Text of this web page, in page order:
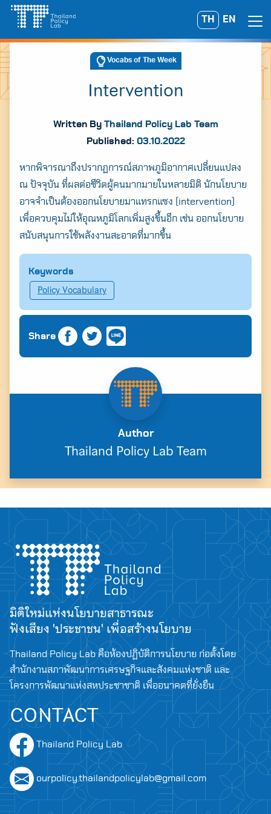
Skip
content
TH EN
Search
for:
Search
for:
Vocabs of The Week
Intervention
Written By Thailand Policy Lab Team
Published: 03.10.2022
หากพิจารณาถึงปรากฏการณ์สภาพภูมิอากาศเปลี่ยนแปลง
ณ ปัจจุบัน ที่ผลต่อชีวิตผู้คนมากมายในหลายมิติ นักนโยบาย
อาจจำเป็นต้องออกนโยบายมาแทรกแซง (intervention)
เพื่อควบคุมไม่ให้อุณหภูมิโลกเพิ่มสูงขึ้นอีก เช่น ออกนโยบาย
สนับสนุนการใช้พลังงานสะอาดที่มากขึ้น
Keywords
Policy Vocabulary
Share
Author
Thailand Policy Lab Team
มิติใหม่แห่งนโยบายสาธารณะ
ฟังเสียง 'ประชาชน' เพื่อสร้างนโยบาย
Thailand Policy Lab คือห้องปฏิบัติการนโยบาย ก่อตั้งโดย
สำนักงานสภาพัฒนาการเศรษฐกิจและสังคมแห่งชาติ และ
โครงการพัฒนาแห่งสหประชาชาติ เพื่ออนาคตที่ยั่งยืน
CONTACT
Thailand Policy Lab
ourpolicy.thailandpolicylab@gmail.com